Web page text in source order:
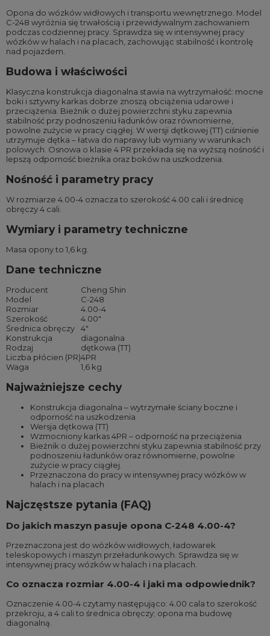
Opona do wózków widłowych i transportu wewnętrznego. Model
C-248 wyróżnia się trwałością i przewidywalnym zachowaniem
podczas codziennej pracy. Sprawdza się w intensywnej pracy
wózków w halach i na placach, zachowując stabilność i kontrolę
nad pojazdem.
Budowa i właściwości
Klasyczna konstrukcja diagonalna stawia na wytrzymałość: mocne
boki i sztywny karkas dobrze znoszą obciążenia udarowe i
przeciążenia. Bieżnik o dużej powierzchni styku zapewnia
stabilność przy podnoszeniu ładunków oraz równomierne,
powolne zużycie w pracy ciągłej. W wersji dętkowej (TT) ciśnienie
utrzymuje dętka – łatwa do naprawy lub wymiany w warunkach
polowych. Osnowa o klasie 4 PR przekłada się na wyższą nośność i
lepszą odporność bieżnika oraz boków na uszkodzenia.
Nośność i parametry pracy
W rozmiarze 4.00-4 oznacza to szerokość 4.00 cali i średnicę
obręczy 4 cali.
Wymiary i parametry techniczne
Masa opony to 1,6 kg.
Dane techniczne
Producent
Cheng Shin
Model
C-248
Rozmiar
4.00-4
Szerokość
4.00″
Średnica obręczy
4″
Konstrukcja
diagonalna
Rodzaj
dętkowa (TT)
Liczba płócien (PR)4PR
Waga
1,6 kg
Najważniejsze cechy
Konstrukcja diagonalna – wytrzymałe ściany boczne i
odporność na uszkodzenia
Wersja dętkowa (TT)
Wzmocniony karkas 4PR – odporność na przeciążenia
Bieżnik o dużej powierzchni styku zapewnia stabilność przy
podnoszeniu ładunków oraz równomierne, powolne
zużycie w pracy ciągłej.
Przeznaczona do pracy w intensywnej pracy wózków w
halach i na placach
Najczęstsze pytania (FAQ)
Do jakich maszyn pasuje opona C-248 4.00-4?
Przeznaczona jest do wózków widłowych, ładowarek
teleskopowych i maszyn przeładunkowych. Sprawdza się w
intensywnej pracy wózków w halach i na placach.
Co oznacza rozmiar 4.00-4 i jaki ma odpowiednik?
Oznaczenie 4.00-4 czytamy następująco: 4.00 cala to szerokość
przekroju, a 4 cali to średnica obręczy; opona ma budowę
diagonalną.